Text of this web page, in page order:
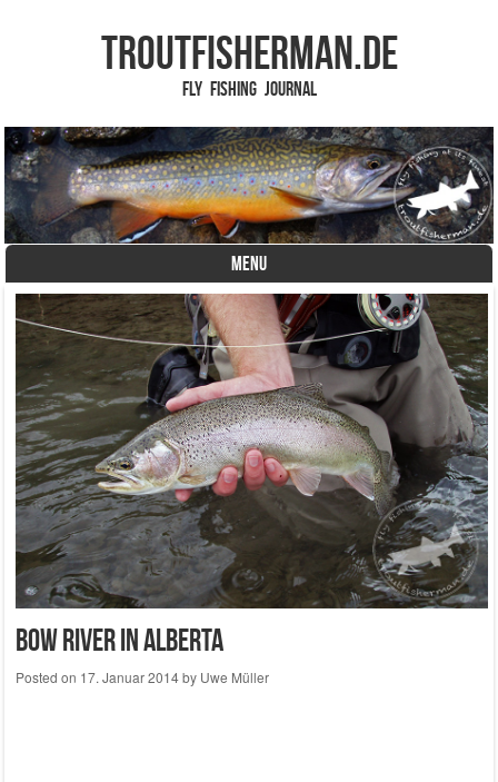
TROUTFISHERMAN.de
Fly Fishing Journal
MENU
Skip to content
Bow River in Alberta
Posted on 17. Januar 2014by Uwe Müller